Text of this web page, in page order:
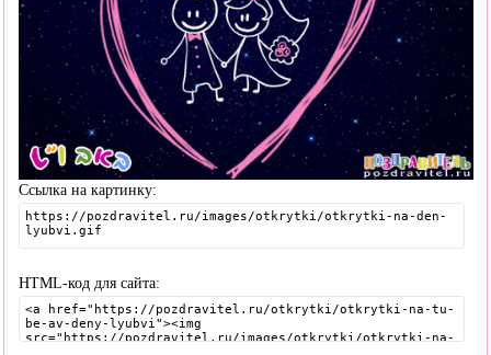
Ссылка на картинку:
HTML-код для сайта: